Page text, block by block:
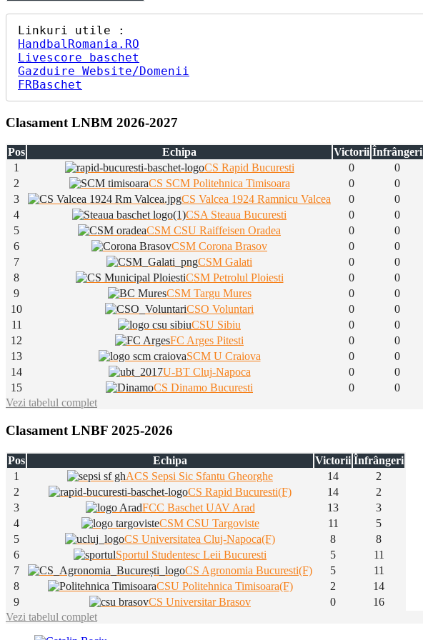
HandbalRomania.RO
Livescore baschet
Gazduire Website/Domenii
FRBaschet
Clasament LNBM 2026-2027
Pos Echipa Victorii Înfrângeri
1
CS Rapid Bucuresti 0
0
2
CS SCM Politehnica Timisoara 0
0
3
CS Valcea 1924 Ramnicu Valcea 0
0
4
CSA Steaua Bucuresti 0
0
5
CSM CSU Raiffeisen Oradea 0
0
6
CSM Corona Brasov 0
0
7
CSM Galati 0
0
8
CSM Petrolul Ploiesti 0
0
9
CSM Targu Mures 0
0
10
CSO Voluntari 0
0
11
CSU Sibiu 0
0
12
FC Arges Pitesti 0
0
13
SCM U Craiova 0
0
14
U-BT Cluj-Napoca 0
0
15
CS Dinamo Bucuresti 0
0
Vezi tabelul complet
Clasament LNBF 2025-2026
Pos Echipa Victorii Înfrângeri
1
ACS Sepsi Sic Sfantu Gheorghe 14
2
2
CS Rapid Bucuresti(F) 14
2
3
FCC Baschet UAV Arad 13
3
4
CSM CSU Targoviste 11
5
5
CS Universitatea Cluj-Napoca(F) 8
8
6
Sportul Studentesc Leii Bucuresti 5
11
7
CS Agronomia Bucuresti(F) 5
11
8
CSU Politehnica Timisoara(F) 2
14
9
CS Universitar Brasov 0
16
Vezi tabelul complet